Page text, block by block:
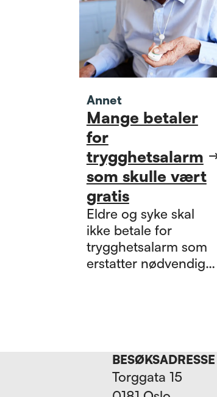
Annet
Mange betaler
for
trygghetsalarm
som skulle vært
gratis
Eldre og syke skal
ikke betale for
trygghetsalarm som
erstatter nødvendig
gjelder.BESØKSADRESSE
Torggata 15